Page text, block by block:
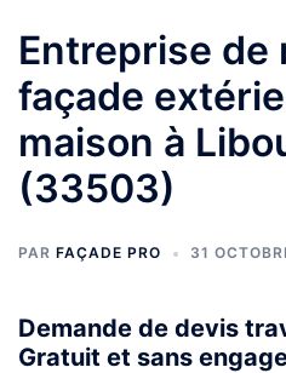
Entreprise de
façade
maison à
(33503)
PAR FAÇADE PRO 31
Demande de devis
Gratuit et sans